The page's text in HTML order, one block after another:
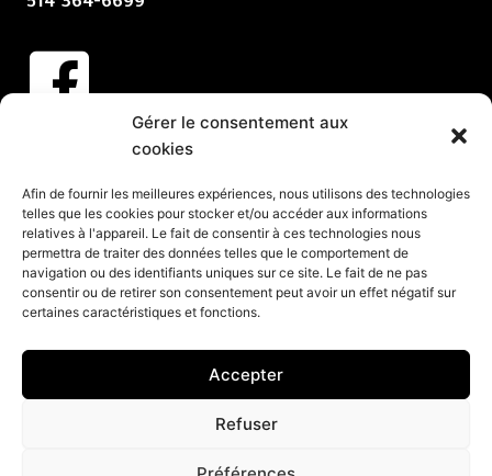
Gérer le consentement aux
cookies
Afin de fournir les meilleures expériences, nous utilisons des technologies
telles que les cookies pour stocker et/ou accéder aux informations
relatives à l'appareil. Le fait de consentir à ces technologies nous
permettra de traiter des données telles que le comportement de
navigation ou des identifiants uniques sur ce site. Le fait de ne pas
consentir ou de retirer son consentement peut avoir un effet négatif sur
certaines caractéristiques et fonctions.
Accepter
Refuser
Abonnez-vous à nos infolettres
Services
Spectacles et animation pour vos partys de Noël
Spectacles pour événements corporatifs
Groupes de musique pour événements
Organisation d’événements corporatifs